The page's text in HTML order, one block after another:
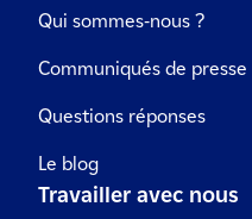
Qui sommes-nous ?
Communiqués de presse
Questions réponses
Le blog
Travailler avec nous